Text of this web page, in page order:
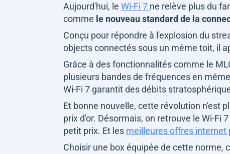
Aujourd'hui, le Wi-Fi 7 ne relève plus du
comme le nouveau standard de la
Conçu pour répondre à l'explosion du
objects connectés sous un même toit, il
Grâce à des fonctionnalités comme le
plusieurs bandes de fréquences en
Wi-Fi 7 garantit des débits
Et bonne nouvelle, cette révolution n'est
prix d'or. Désormais, on retrouve le Wi-Fi
petit prix. Et les meilleures offres internet
Choisir une box équipée de cette norme,